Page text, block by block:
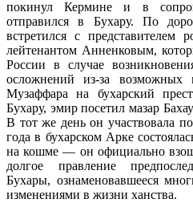
покинул Кермине и в
отправился в Бухару. По
встретился с представителем
лейтенантом Анненковым,
России в случае
осложнений из-за возможных
Музаффара на бухарский
Бухару, эмир посетил мазар
В тот же день он участвовала
года в бухарском Арке
на кошме — он официально
долгое правление
Бухары, ознаменовавшееся
изменениями в жизни ханства.